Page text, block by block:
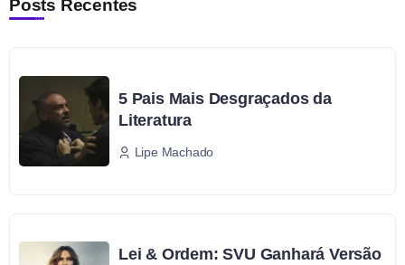
Posts Recentes
5 Pais Mais Desgraçados da
Literatura
Lipe Machado
Lei & Ordem: SVU Ganhará Versão